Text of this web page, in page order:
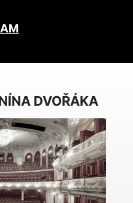
DVOŘÁKA